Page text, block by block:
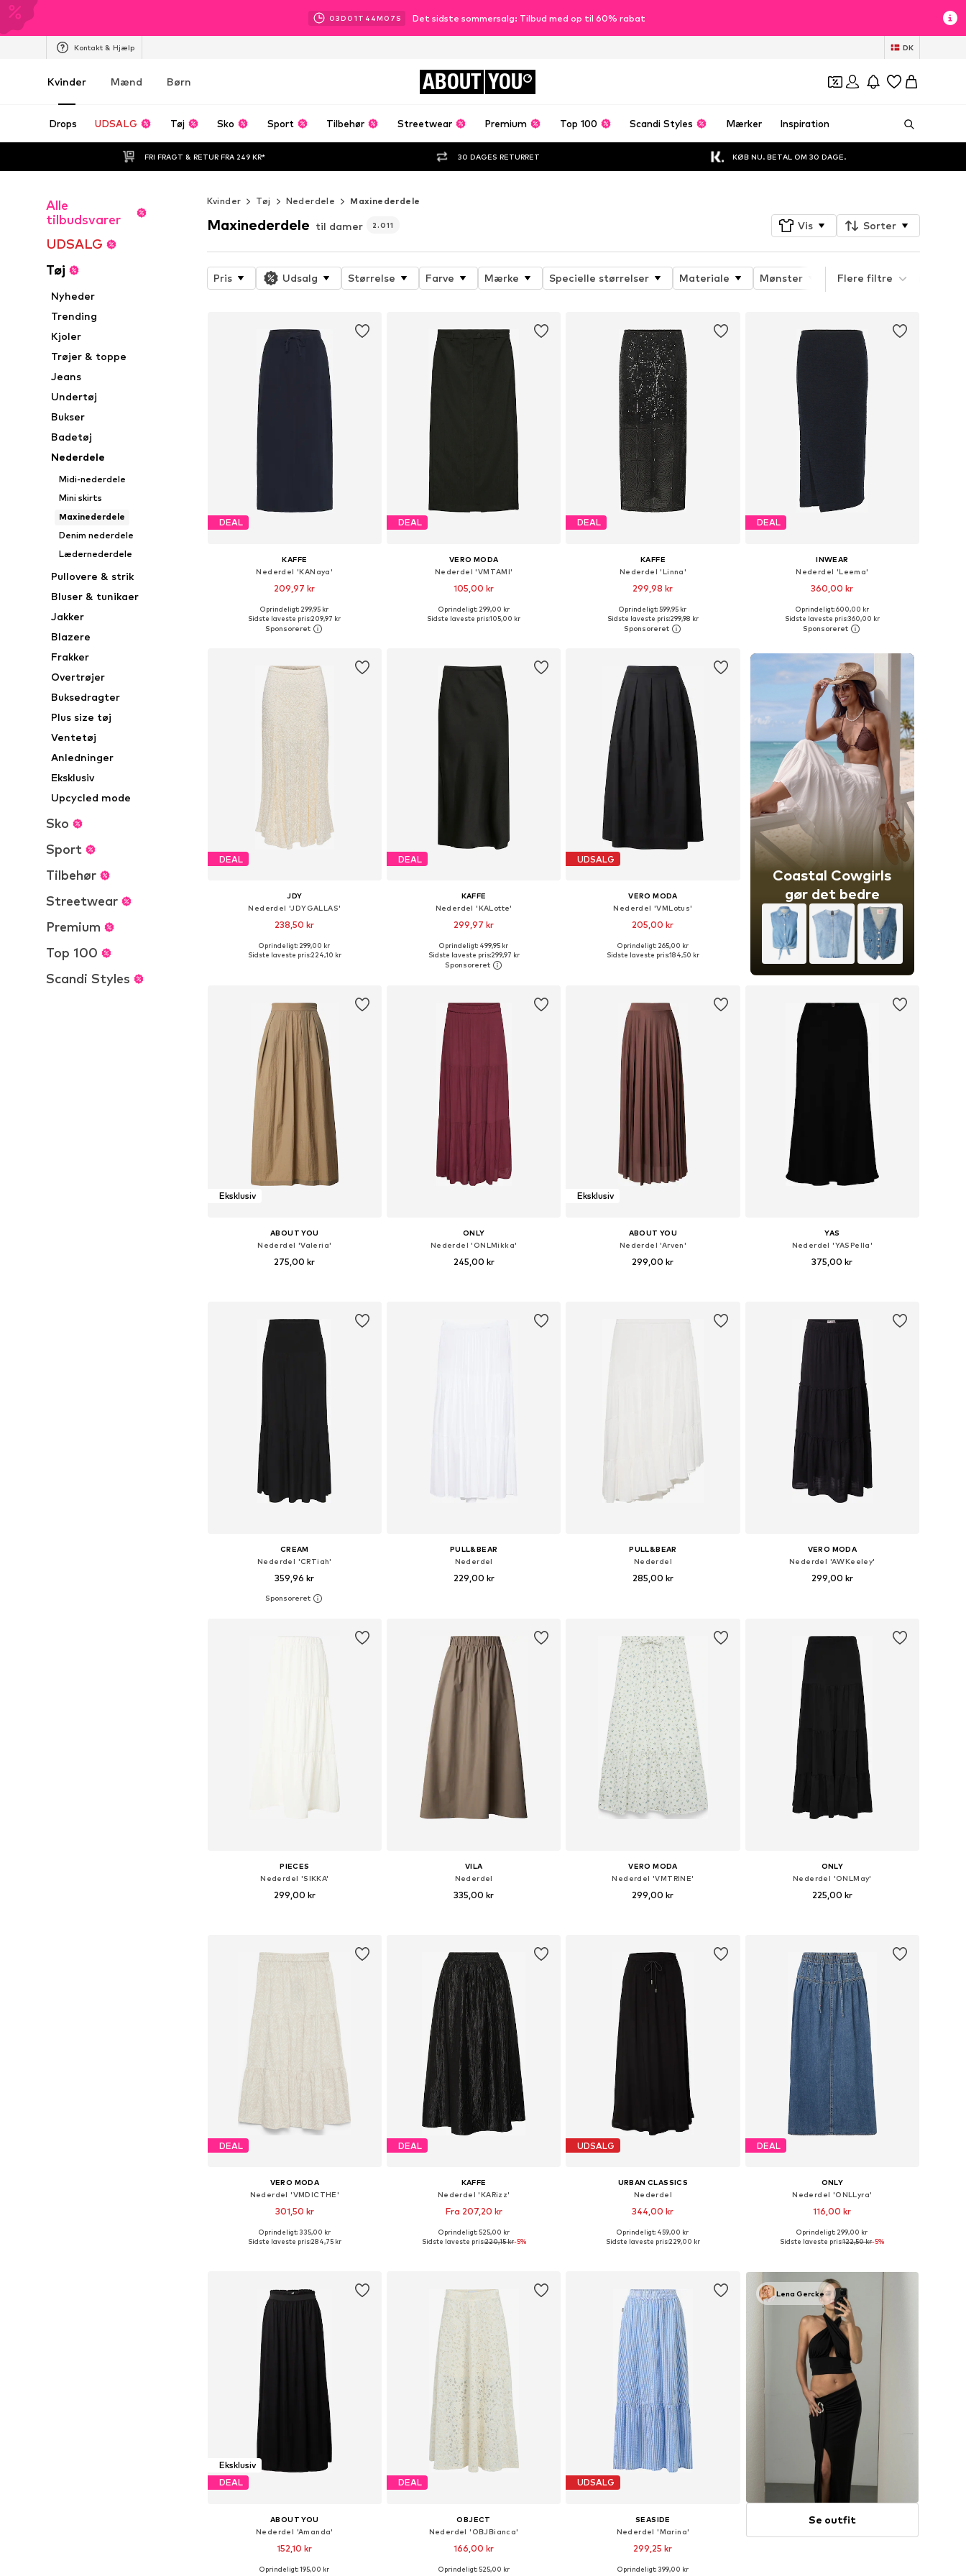
03D 01 T 44M 05 S Det sidste sommersalg: Tilbud med op til 60% rabat
Kontakt & Hjælp DK
Kvinder Mænd Børn ABOUT YOU
Drops UDSALG Tøj Sko Sport Tilbehør Streetwear Premium Top 100 Scandi Styles Mærker Inspiration
FRI FRAGT & RETUR FRA 249 KR* 30 DAGES RETURRET KØB NU. BETAL OM 30 DAGE.
Alle
tilbudsvarer
UDSALG
Tøj
Nyheder
Trending
Kjoler
Trøjer & toppe
Jeans
Undertøj
Bukser
Badetøj
Nederdele
Midi-nederdele
Mini skirts
Maxinederdele
Denim nederdele
Lædernederdele
Pullovere & strik
Bluser & tunikaer
Jakker
Blazere
Frakker
Overtrøjer
Buksedragter
Plus size tøj
Ventetøj
Anledninger
Eksklusiv
Upcycled mode
Sko
Sport
Tilbehør
Streetwear
Premium
Top 100
Scandi Styles
Kvinder Tøj Nederdele Maxinederdele
Maxinederdele til damer 2.011 Vis Sorter
Pris Udsalg Størrelse Farve Mærke Specielle størrelser Materiale Mønster Produktets egenskaber
Flere filtre
DEAL
KAFFE
Nederdel 'KANaya'
209,97 kr
Tilgængelige størrelser: 34, 36, 38, 40, 42
Føj til indkøbskurv
Oprindeligt: 299,95 kr
Sidste laveste pris:209,97 kr
DEAL
VERO MODA
Nederdel 'VMTAMI'
105,00 kr
Tilgængelige størrelser: 36, 38, 40, 42
Oprindeligt: 299,00 kr
Sidste laveste pris:105,00 kr
DEAL
KAFFE
Nederdel 'Linna'
299,98 kr
Tilgængelige størrelser: 36, 38, 40, 42, 44
Føj til indkøbskurv
Oprindeligt: 599,95 kr
Sidste laveste pris:299,98 kr
DEAL
INWEAR
Nederdel 'Leema'
360,00 kr
Tilgængelige størrelser: 34, 36, 38, 40
Føj til indkøbskurv
Oprindeligt: 600,00 kr
Sidste laveste pris:360,00 kr
DEAL
JDY
Nederdel 'JDYGALLAS'
238,50 kr
Tilgængelige størrelser: 34, 36, 38, 40, 42
Oprindeligt: 299,00 kr
Sidste laveste pris:224,10 kr
DEAL
KAFFE
Nederdel 'KALotte'
299,97 kr
+11
Tilgængelige størrelser: 36, 38, 40, 44
Føj til indkøbskurv
Oprindeligt: 499,95 kr
Sidste laveste pris:299,97 kr
UDSALG
VERO MODA
Nederdel 'VMLotus'
205,00 kr
Tilgængelige størrelser: 34, 36, 38, 40, 42
Oprindeligt: 265,00 kr
Sidste laveste pris:184,50 kr
Coastal Cowgirls
gør det bedre
Eksklusiv
ABOUT YOU
Nederdel 'Valeria'
275,00 kr
ONLY
Nederdel 'ONLMikka'
245,00 kr
Eksklusiv
ABOUT YOU
Nederdel 'Arven'
299,00 kr
YAS
Nederdel 'YASPella'
375,00 kr
CREAM
Nederdel 'CRTiah'
359,96 kr
Fås i mange størrelser
PULL&BEAR
Nederdel
229,00 kr
PULL&BEAR
Nederdel
285,00 kr
VERO MODA
Nederdel 'AWKeeley'
299,00 kr
PIECES
Nederdel 'SIKKA'
299,00 kr
VILA
Nederdel
335,00 kr
VERO MODA
Nederdel 'VMTRINE'
299,00 kr
ONLY
Nederdel 'ONLMay'
225,00 kr
DEAL
VERO MODA
Nederdel 'VMDICTHE'
301,50 kr
+2
Tilgængelige størrelser: 36, 38, 40
Oprindeligt: 335,00 kr
Sidste laveste pris:284,75 kr
DEAL
KAFFE
Nederdel 'KARizz'
Fra 207,20 kr
Tilgængelige størrelser: 34, 36, 38, 40, 42
Oprindeligt: 525,00 kr
Sidste laveste pris:220,15 kr-5%
UDSALG
URBAN CLASSICS
Nederdel
344,00 kr
+2
Fås i mange størrelser
Oprindeligt: 459,00 kr
Sidste laveste pris:229,00 kr
DEAL
ONLY
Nederdel 'ONLLyra'
116,00 kr
Tilgængelige størrelser: 34, 36, 38, 40
Oprindeligt: 299,00 kr
Sidste laveste pris:122,50 kr-5%
Eksklusiv
DEAL
ABOUT YOU
Nederdel 'Amanda'
152,10 kr
Tilgængelige størrelser: 36, 38, 40
Oprindeligt: 195,00 kr
DEAL
OBJECT
Nederdel 'OBJBianca'
166,00 kr
Tilgængelige størrelser: 38, 40, 42
Oprindeligt: 525,00 kr
UDSALG
SEASIDE
Nederdel 'Marina'
299,25 kr
Oprindeligt: 399,00 kr
Lena Gercke
Se outfit